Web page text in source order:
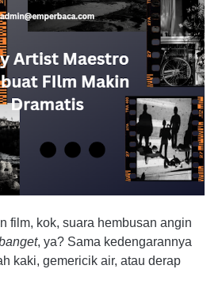
film, kok, suara hembusan angin
, ya? Sama kedengarannya
kaki, gemericik air, atau derap